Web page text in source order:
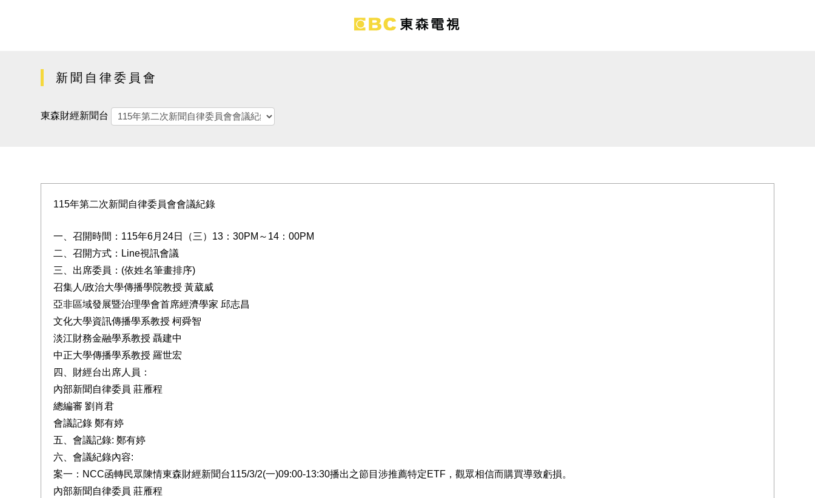
新聞自律委員會
東森財經新聞台
115年第二次新聞自律委員會會議紀錄
一、召開時間：115年6月24日（三）13：30PM～14：00PM
二、召開方式：Line視訊會議
三、出席委員：(依姓名筆畫排序)
召集人/政治大學傳播學院教授 黃葳威
亞非區域發展暨治理學會首席經濟學家 邱志昌
文化大學資訊傳播學系教授 柯舜智
淡江財務金融學系教授 聶建中
中正大學傳播學系教授 羅世宏
四、財經台出席人員：
內部新聞自律委員 莊雁程
總編審 劉肖君
會議記錄 鄭有婷
五、會議記錄: 鄭有婷
六、會議紀錄內容:
案一：NCC函轉民眾陳情東森財經新聞台115/3/2(一)09:00-13:30播出之節目涉推薦特定ETF，觀眾相信而購買導致虧損。
內部新聞自律委員 莊雁程